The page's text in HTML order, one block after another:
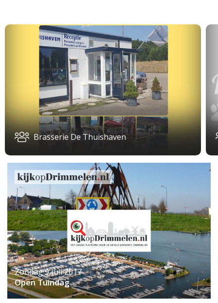
Brasserie De Thuishaven
Zondag 9 Juli 2017
Open Tuindag